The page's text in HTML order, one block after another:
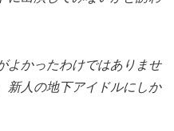
よかったわけではありませ
新人の地下アイドルにしか